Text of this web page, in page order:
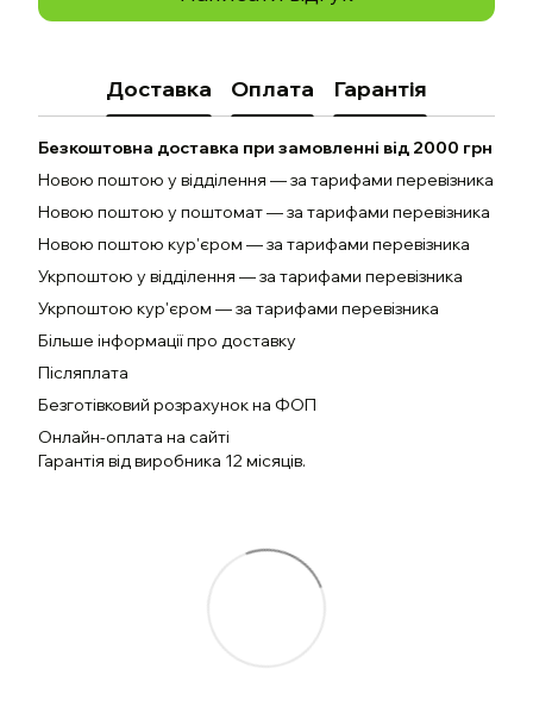
Доставка Оплата Гарантія
Безкоштовна доставка при замовленні від 2000 грн
Новою поштою у відділення — за тарифами перевізника
Новою поштою у поштомат — за тарифами перевізника
Новою поштою кур'єром — за тарифами перевізника
Укрпоштою у відділення — за тарифами перевізника
Укрпоштою кур'єром — за тарифами перевізника
Більше інформації про доставку
Післяплата
Безготівковий розрахунок на ФОП
Онлайн-оплата на сайті
Гарантія від виробника 12 місяців.